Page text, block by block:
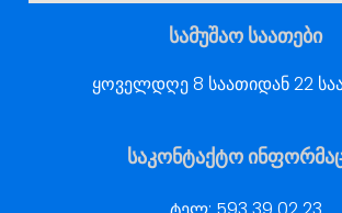
სამუშაო საათები
ყოველდღე 8 საათიდან 22
საკონტაქტო